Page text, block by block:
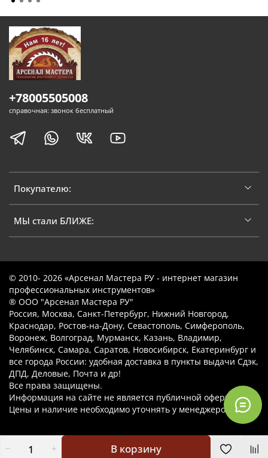
В корзину
Покупателю:
МЫ стали БЛИЖЕ:
+78005505008
справочная: звонок бесплатный
© 2010- 2026 «Арсенал Мастера РУ - интернет магазин
профессиональных инструментов»
® ООО "Арсенал Мастера РУ"
Россия, Москва, Санкт-Петербург, Нижний Новгород,
Краснодар, Ростов-на-Дону, Севастополь, Симферополь,
Воронеж, Волгоград, Мурманск, Казань, Владимир,
Челябинск, Самара, Саратов, Новосибирск, Екатеринбург и
все города России: удобная доставка в пункты выдачи Сдэк,
ДПД, Деловые, Почта и др!
Все права защищены.
Информация на сайте не является публичной офертой.
Цены и наличие необходимо уточнять у менеджеров.